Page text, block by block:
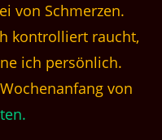
von Schmerzen.
kontrolliert raucht,
ich persönlich.
von